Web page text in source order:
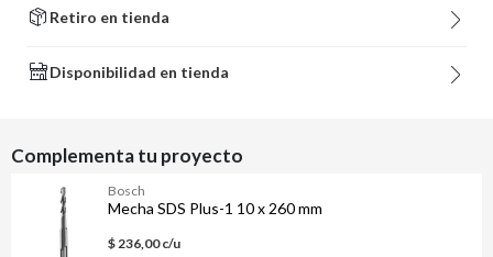
Retiro en tienda
Disponibilidad en tienda
Complementa tu proyecto
Bosch
Mecha SDS Plus-1 10 x 260 mm
$ 236,00 c/u